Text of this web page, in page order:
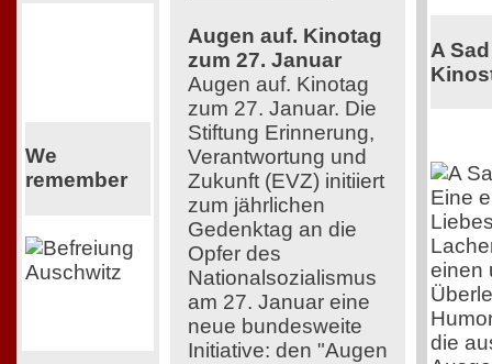
We
remember
Augen auf. Kinotag
zum 27. Januar
Augen auf. Kinotag
zum 27. Januar. Die
Stiftung Erinnerung,
Verantwortung und
Zukunft (EVZ) initiiert
zum jährlichen
Gedenktag an die
Opfer des
Nationalsozialismus
am 27. Januar eine
neue bundesweite
Initiative: den "Augen
A
Eine
einen
die